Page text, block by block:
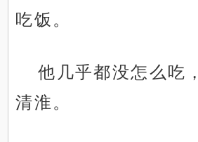
吃饭。
他几乎都没怎么吃
清淮。